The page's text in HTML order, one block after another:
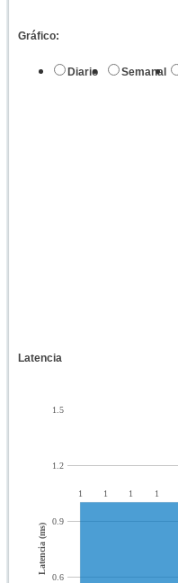
Gráfico:
Diario Semanal
Latencia
0.6
0.9
1.2
1.5
Latencia (ms)
1 1 1 1